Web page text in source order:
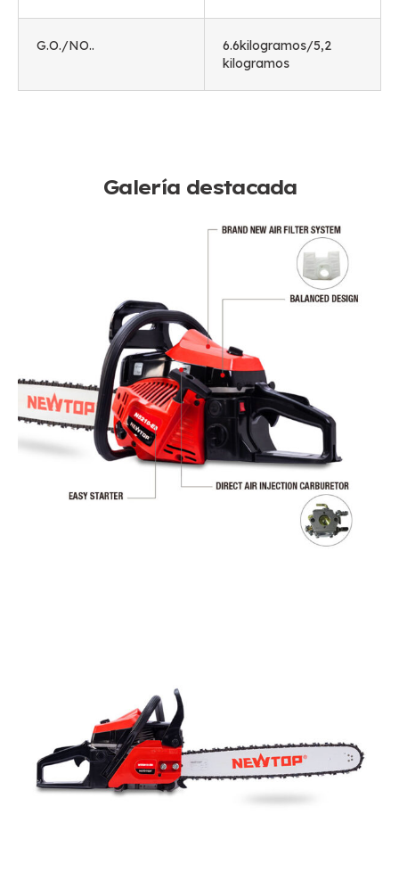
G.O./NO..
6.6kilogramos/5,2
kilogramos
Galería destacada